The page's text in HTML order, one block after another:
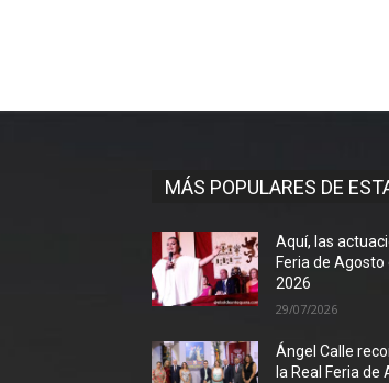
MÁS POPULARES DE
Aquí, las
Feria de
2026
29/07/2026
Ángel Calle
la Real Feria de